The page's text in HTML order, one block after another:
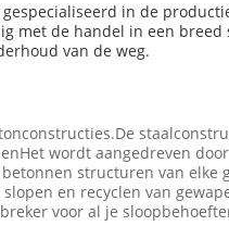
in de
met de handel in een breed
van de weg.
wordt aangedreven
structuren van elke
en recyclen van
voor al je